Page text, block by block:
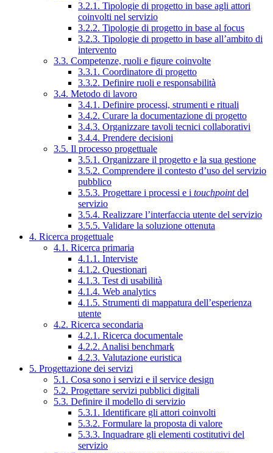
3.2.1. Tipologie di progetto in base agli attori
coinvolti nel servizio
3.2.2. Tipologie di progetto in base al focus
3.2.3. Tipologie di progetto in base all’ambito di
intervento
3.3. Competenze, ruoli e figure coinvolte
3.3.1. Coordinatore di progetto
3.3.2. Definire ruoli e responsabilità
3.4. Metodo di lavoro
3.4.1. Definire processi, strumenti e rituali
3.4.2. Curare la documentazione di progetto
3.4.3. Organizzare tavoli tecnici collaborativi
3.4.4. Prendere decisioni
3.5. Il processo progettuale
3.5.1. Organizzare il progetto e la sua gestione
3.5.2. Comprendere il contesto d’uso del servizio
pubblico
3.5.3. Progettare i processi e i touchpointdel
servizio
3.5.4. Realizzare l’interfaccia utente del servizio
3.5.5. Validare la soluzione ottenuta
4. Ricerca progettuale
4.1. Ricerca primaria
4.1.1. Interviste
4.1.2. Questionari
4.1.3. Test di usabilità
4.1.4. Web analytics
4.1.5. Strumenti di mappatura dell’esperienza
utente
4.2. Ricerca secondaria
4.2.1. Ricerca documentale
4.2.2. Analisi benchmark
4.2.3. Valutazione euristica
5. Progettazione dei servizi
5.1. Cosa sono i servizi e il service design
5.2. Progettare servizi pubblici digitali
5.3. Definire il modello di servizio
5.3.1. Identificare gli attori coinvolti
5.3.2. Formulare la proposta di valore
5.3.3. Inquadrare gli elementi costitutivi del
servizio